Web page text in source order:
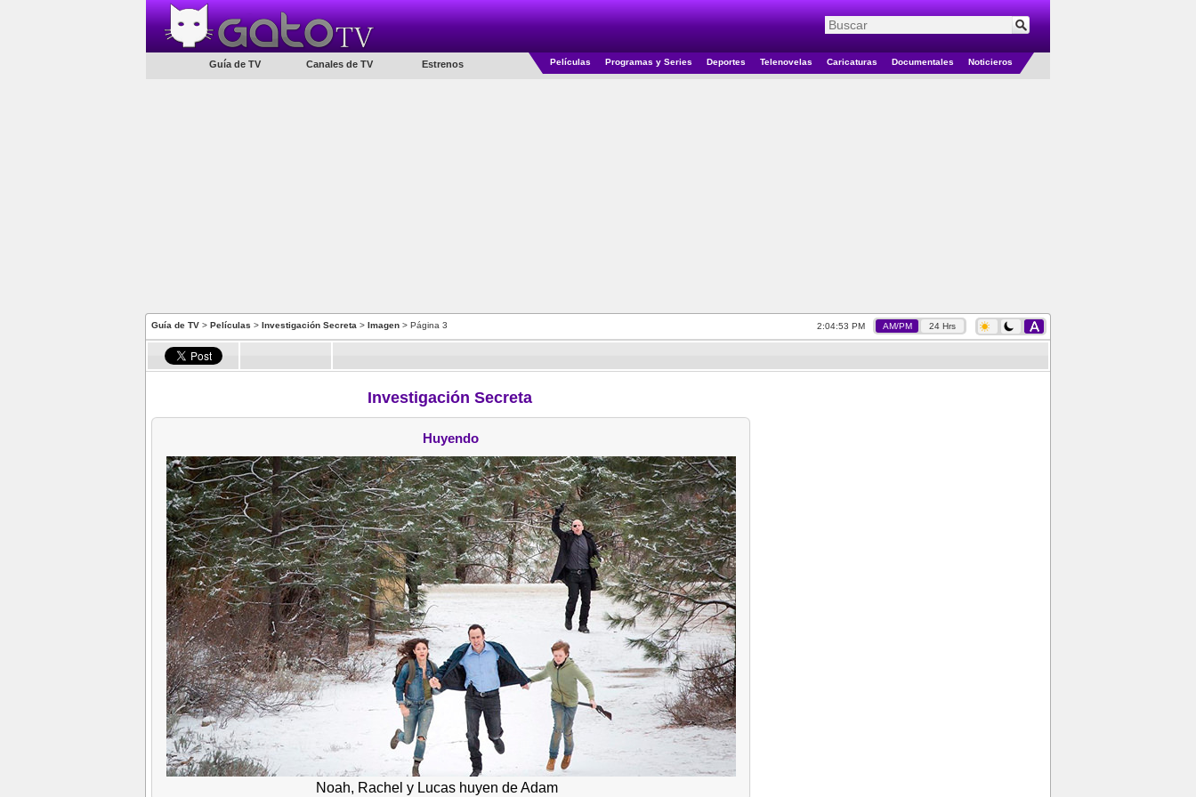
Guía de TV Canales de TV Estrenos Películas Programas y Series Deportes Telenovelas Caricaturas Documentales Noticieros
Guía de TV > Películas > Investigación Secreta > Imagen > Página 3 2:04:53 PM AM/PM 24 Hrs
Investigación Secreta
Huyendo
Noah, Rachel y Lucas huyen de Adam